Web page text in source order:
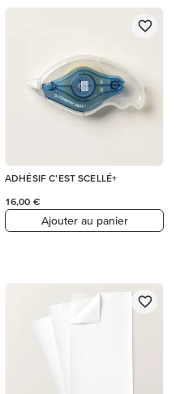
ADHÉSIF C’EST SCELLÉ+
16,00 €
Ajouter au panier